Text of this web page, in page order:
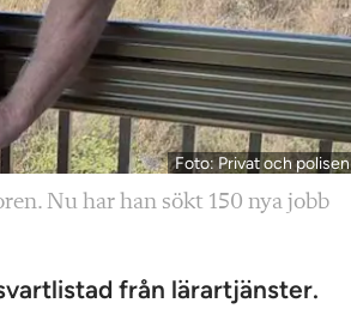
Foto: Privat och polisen
Nu har han sökt 150 nya jobb
från lärartjänster.